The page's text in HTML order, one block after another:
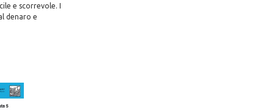
e scorrevole. I
denaro e